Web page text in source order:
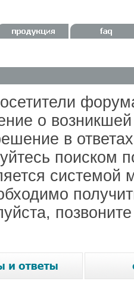
о
в
поиском
системой